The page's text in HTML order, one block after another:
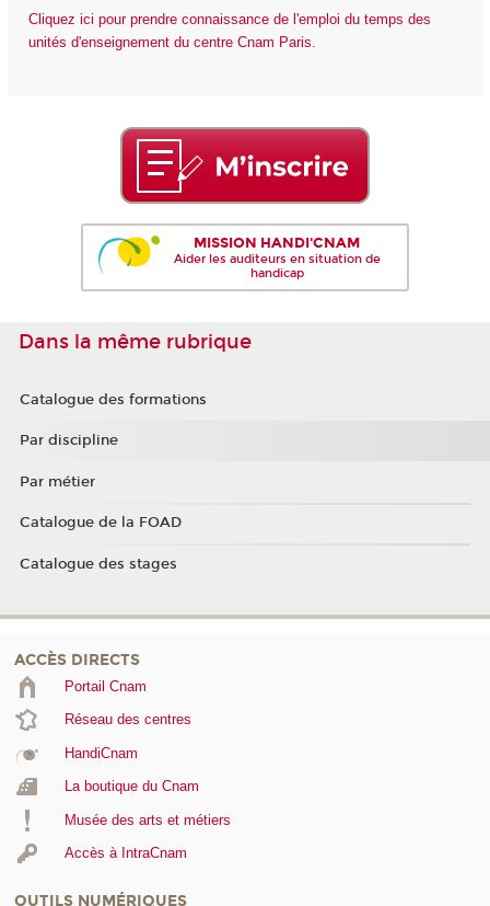
Cliquez ici pour prendre connaissance de l'emploi du temps des
unités d'enseignement du centre Cnam Paris.
MISSION HANDI'CNAM
Aider les auditeurs en situation de
handicap
Dans la même rubrique
Catalogue des formations
Par discipline
Par métier
Catalogue de la FOAD
Catalogue des stages
ACCÈS DIRECTS
Portail Cnam
Réseau des centres
HandiCnam
La boutique du Cnam
Musée des arts et métiers
Accès à IntraCnam
OUTILS NUMÉRIQUES